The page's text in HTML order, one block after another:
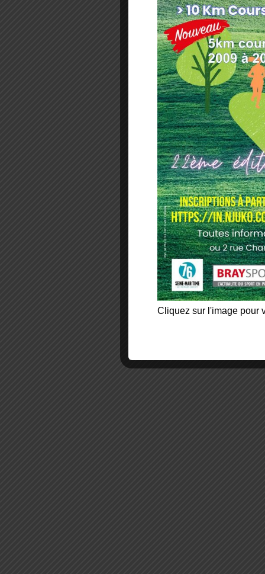
Cliquez sur l'image pour